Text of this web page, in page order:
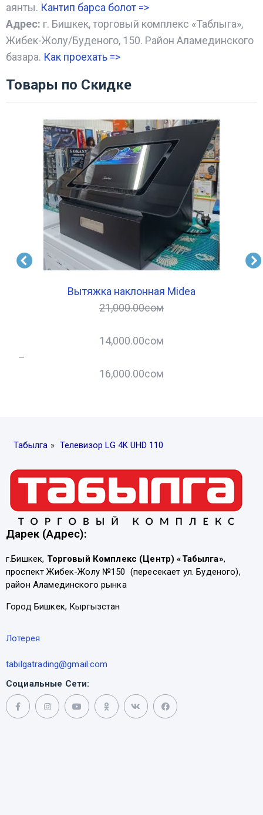
аянты. Кантип барса болот =>
Адрес: г. Бишкек, торговый комплекс «Таблыга»,
Жибек-Жолу/Буденого, 150. Район Аламединского
базара. Как проехать =>
Товары по Скидке
Вытяжка наклонная Midea
21,000.00сом
14,000.00сом
–
16,000.00сом
Табылга » Телевизор LG 4K UHD 110
Дарек (Адрес):
г.Бишкек, Торговый Комплекс (Центр) «Табылга»,
проспект Жибек-Жолу №150 (пересекает ул. Буденого),
район Аламединского рынка
Город Бишкек, Кыргызстан
Лотерея
tabilgatrading@gmail.com
Социальные Сети: